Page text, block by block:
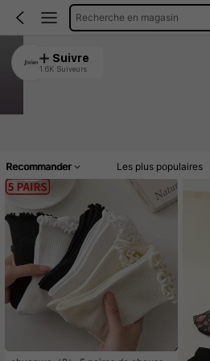
Recherche en magasin
Jixian
4.90
Suivre
1.6K Suiveurs
Recommander Les plus populaires